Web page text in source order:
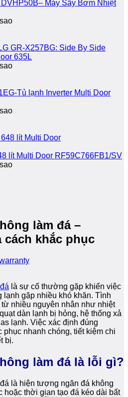
HànhChóng,
nhà,
DVHP50B– Máy Sấy Bơm Nhiệt
LG GR-X257BG: Side By Side
635L
Tủ lạnh Inverter Multi Door
lít Multi Door RF59C766FB1/SV
làm đá –
cách khắc phục
là sự cố thường gặp khiến việc
lạnh gặp nhiều khó khăn. Tình
nhiều nguyên nhân như nhiệt
dàn lạnh bị hỏng, hệ thống xả
lạnh. Việc xác định đúng
phục nhanh chóng, tiết kiệm chi
bị.
làm đá là lỗi gì?
là hiện tượng ngăn đá không
hoặc thời gian tạo đá kéo dài bất